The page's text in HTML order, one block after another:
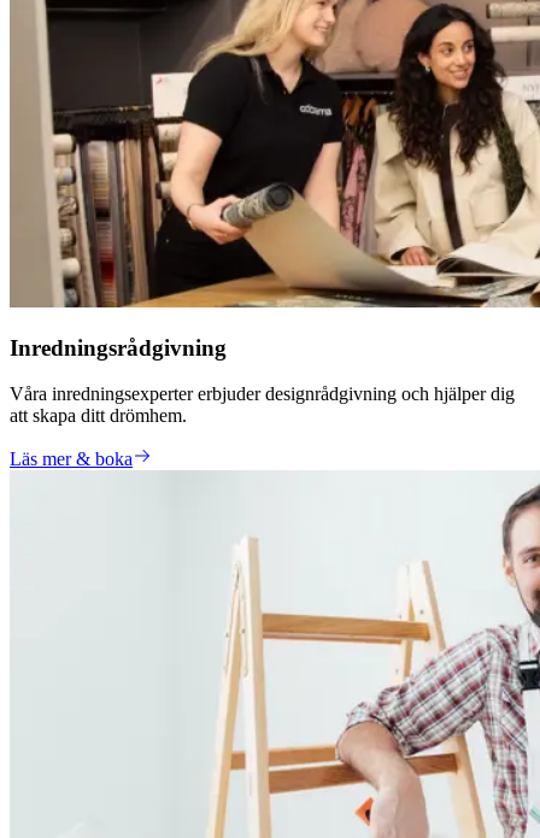
Inredningsrådgivning
Våra inredningsexperter erbjuder designrådgivning och hjälper dig
att skapa ditt drömhem.
Läs mer & boka